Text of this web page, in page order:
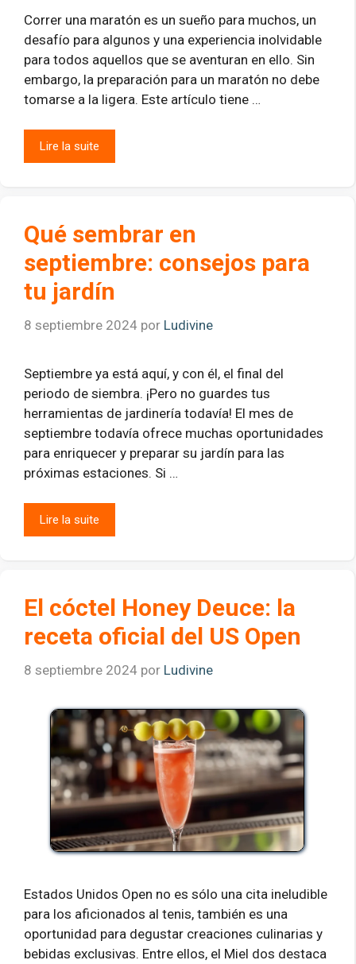
Correr una maratón es un sueño para muchos, un
desafío para algunos y una experiencia inolvidable
para todos aquellos que se aventuran en ello. Sin
embargo, la preparación para un maratón no debe
tomarse a la ligera. Este artículo tiene …
Lire la suite
Qué sembrar en
septiembre: consejos para
tu jardín
8 septiembre 2024 por Ludivine
Septiembre ya está aquí, y con él, el final del
periodo de siembra. ¡Pero no guardes tus
herramientas de jardinería todavía! El mes de
septiembre todavía ofrece muchas oportunidades
para enriquecer y preparar su jardín para las
próximas estaciones. Si …
Lire la suite
El cóctel Honey Deuce: la
receta oficial del US Open
8 septiembre 2024 por Ludivine
Estados Unidos Open no es sólo una cita ineludible
para los aficionados al tenis, también es una
oportunidad para degustar creaciones culinarias y
bebidas exclusivas. Entre ellos, el Miel dos destaca